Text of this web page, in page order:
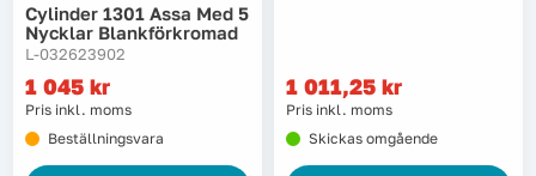
Cylinder 1301 Assa Med 5
Nycklar Blankförkromad
L-032623902
1 045 kr
Pris inkl. moms
Beställningsvara
1 011,25 kr
Pris inkl. moms
Skickas omgående